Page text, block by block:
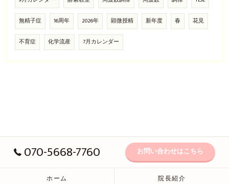
無精子症 16周年 2026年 顕微授精 新年度 春 花見
不育症 化学流産 7月カレンダー
070-5668-7760 お問い合わせはこちら
ホーム 院長紹介